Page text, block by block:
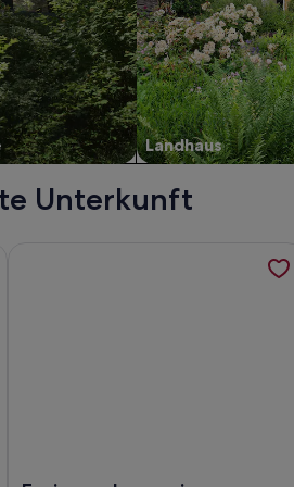
Landhaus
Unterkunft